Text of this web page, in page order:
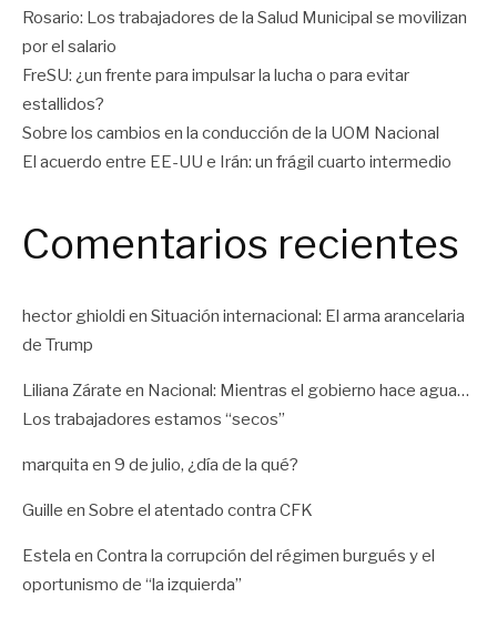
Rosario: Los trabajadores de la Salud Municipal se movilizan
por el salario
FreSU: ¿un frente para impulsar la lucha o para evitar
estallidos?
Sobre los cambios en la conducción de la UOM Nacional
El acuerdo entre EE-UU e Irán: un frágil cuarto intermedio
Comentarios recientes
hector ghioldi en Situación internacional: El arma arancelaria
de Trump
Liliana Zárate en Nacional: Mientras el gobierno hace agua…
Los trabajadores estamos “secos”
marquita en 9 de julio, ¿día de la qué?
Guille en Sobre el atentado contra CFK
Estela en Contra la corrupción del régimen burgués y el
oportunismo de “la izquierda”